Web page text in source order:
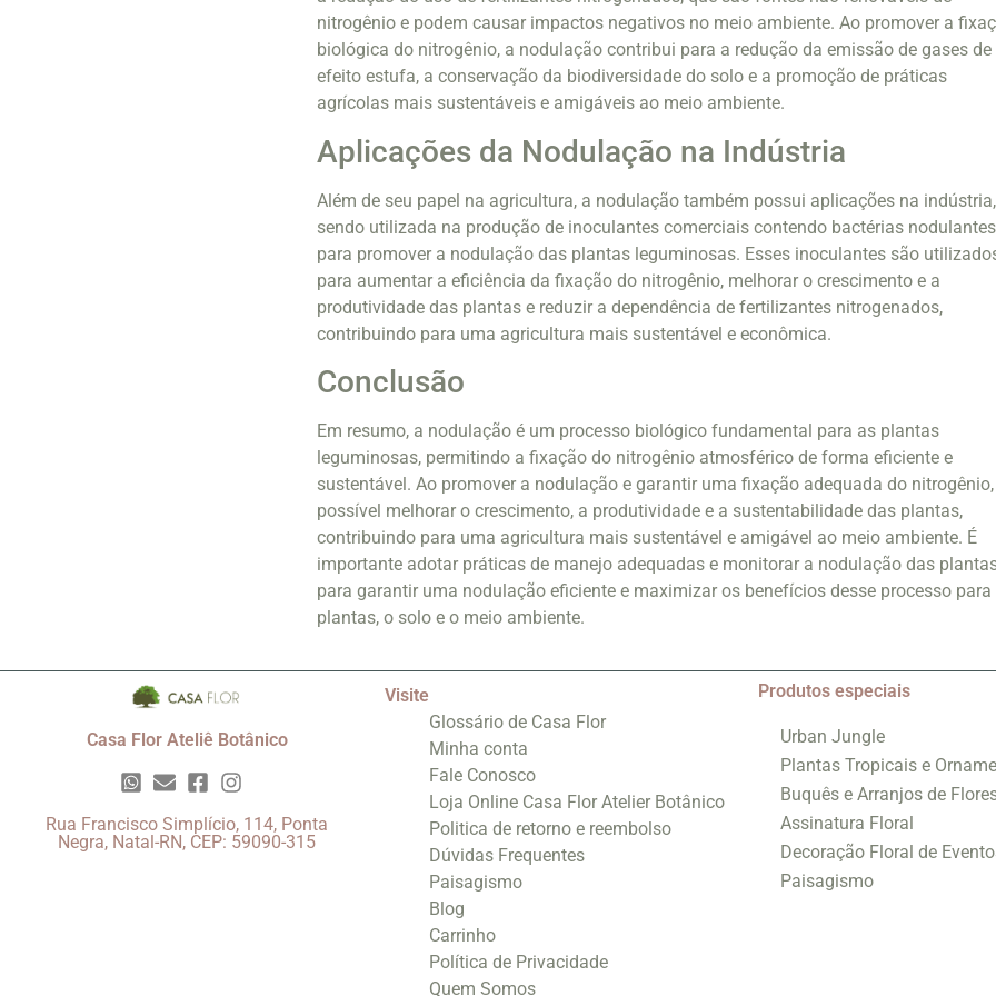
nitrogênio e podem causar impactos negativos no meio ambiente. Ao promover a
biológica do nitrogênio, a nodulação contribui para a redução da emissão de gases de
efeito estufa, a conservação da biodiversidade do solo e a promoção de práticas
agrícolas mais sustentáveis e amigáveis ao meio ambiente.
Aplicações da Nodulação na Indústria
Além de seu papel na agricultura, a nodulação também possui aplicações na indústria,
sendo utilizada na produção de inoculantes comerciais contendo bactérias nodulantes
para promover a nodulação das plantas leguminosas. Esses inoculantes são
para aumentar a eficiência da fixação do nitrogênio, melhorar o crescimento e a
produtividade das plantas e reduzir a dependência de fertilizantes nitrogenados,
contribuindo para uma agricultura mais sustentável e econômica.
Conclusão
Em resumo, a nodulação é um processo biológico fundamental para as plantas
leguminosas, permitindo a fixação do nitrogênio atmosférico de forma eficiente e
sustentável. Ao promover a nodulação e garantir uma fixação adequada do nitrogênio,
possível melhorar o crescimento, a produtividade e a sustentabilidade das plantas,
contribuindo para uma agricultura mais sustentável e amigável ao meio ambiente. É
importante adotar práticas de manejo adequadas e monitorar a nodulação das
para garantir uma nodulação eficiente e maximizar os benefícios desse processo para
plantas, o solo e o meio ambiente.
Casa Flor Ateliê Botânico
Rua Francisco Simplício, 114, Ponta
Negra, Natal-RN, CEP: 59090-315
Visite
Glossário de Casa Flor
Minha conta
Fale Conosco
Loja Online Casa Flor Atelier Botânico
Politica de retorno e reembolso
Dúvidas Frequentes
Paisagismo
Blog
Carrinho
Política de Privacidade
Quem Somos
Produtos especiais
Urban Jungle
Plantas Tropicais e
Buquês e Arranjos de
Assinatura Floral
Decoração Floral de
Paisagismo